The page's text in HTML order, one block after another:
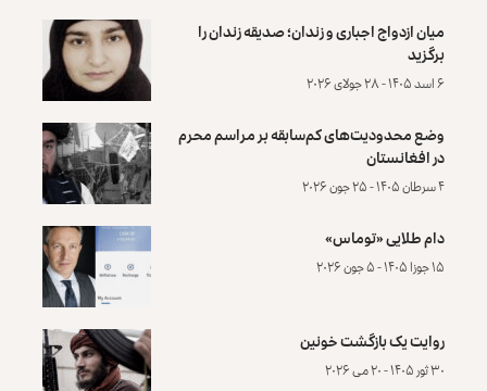
میان ازدواج اجباری و زندان؛ صدیقه زندان را
برگزید
۶ اسد ۱۴۰۵ - ۲۸ جولای ۲۰۲۶
وضع محدودیت‌های کم‌سابقه بر مراسم محرم
در افغانستان
۴ سرطان ۱۴۰۵ - ۲۵ جون ۲۰۲۶
دام طلایی «توماس»
۱۵ جوزا ۱۴۰۵ - ۵ جون ۲۰۲۶
روایت یک بازگشت خونین
۳۰ ثور ۱۴۰۵ - ۲۰ می ۲۰۲۶